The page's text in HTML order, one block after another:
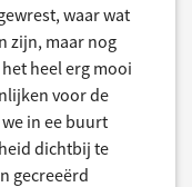
waar wat
zijn, maar nog
heel erg mooi
voor de
in ee buurt
dichtbij te
gecreeërd